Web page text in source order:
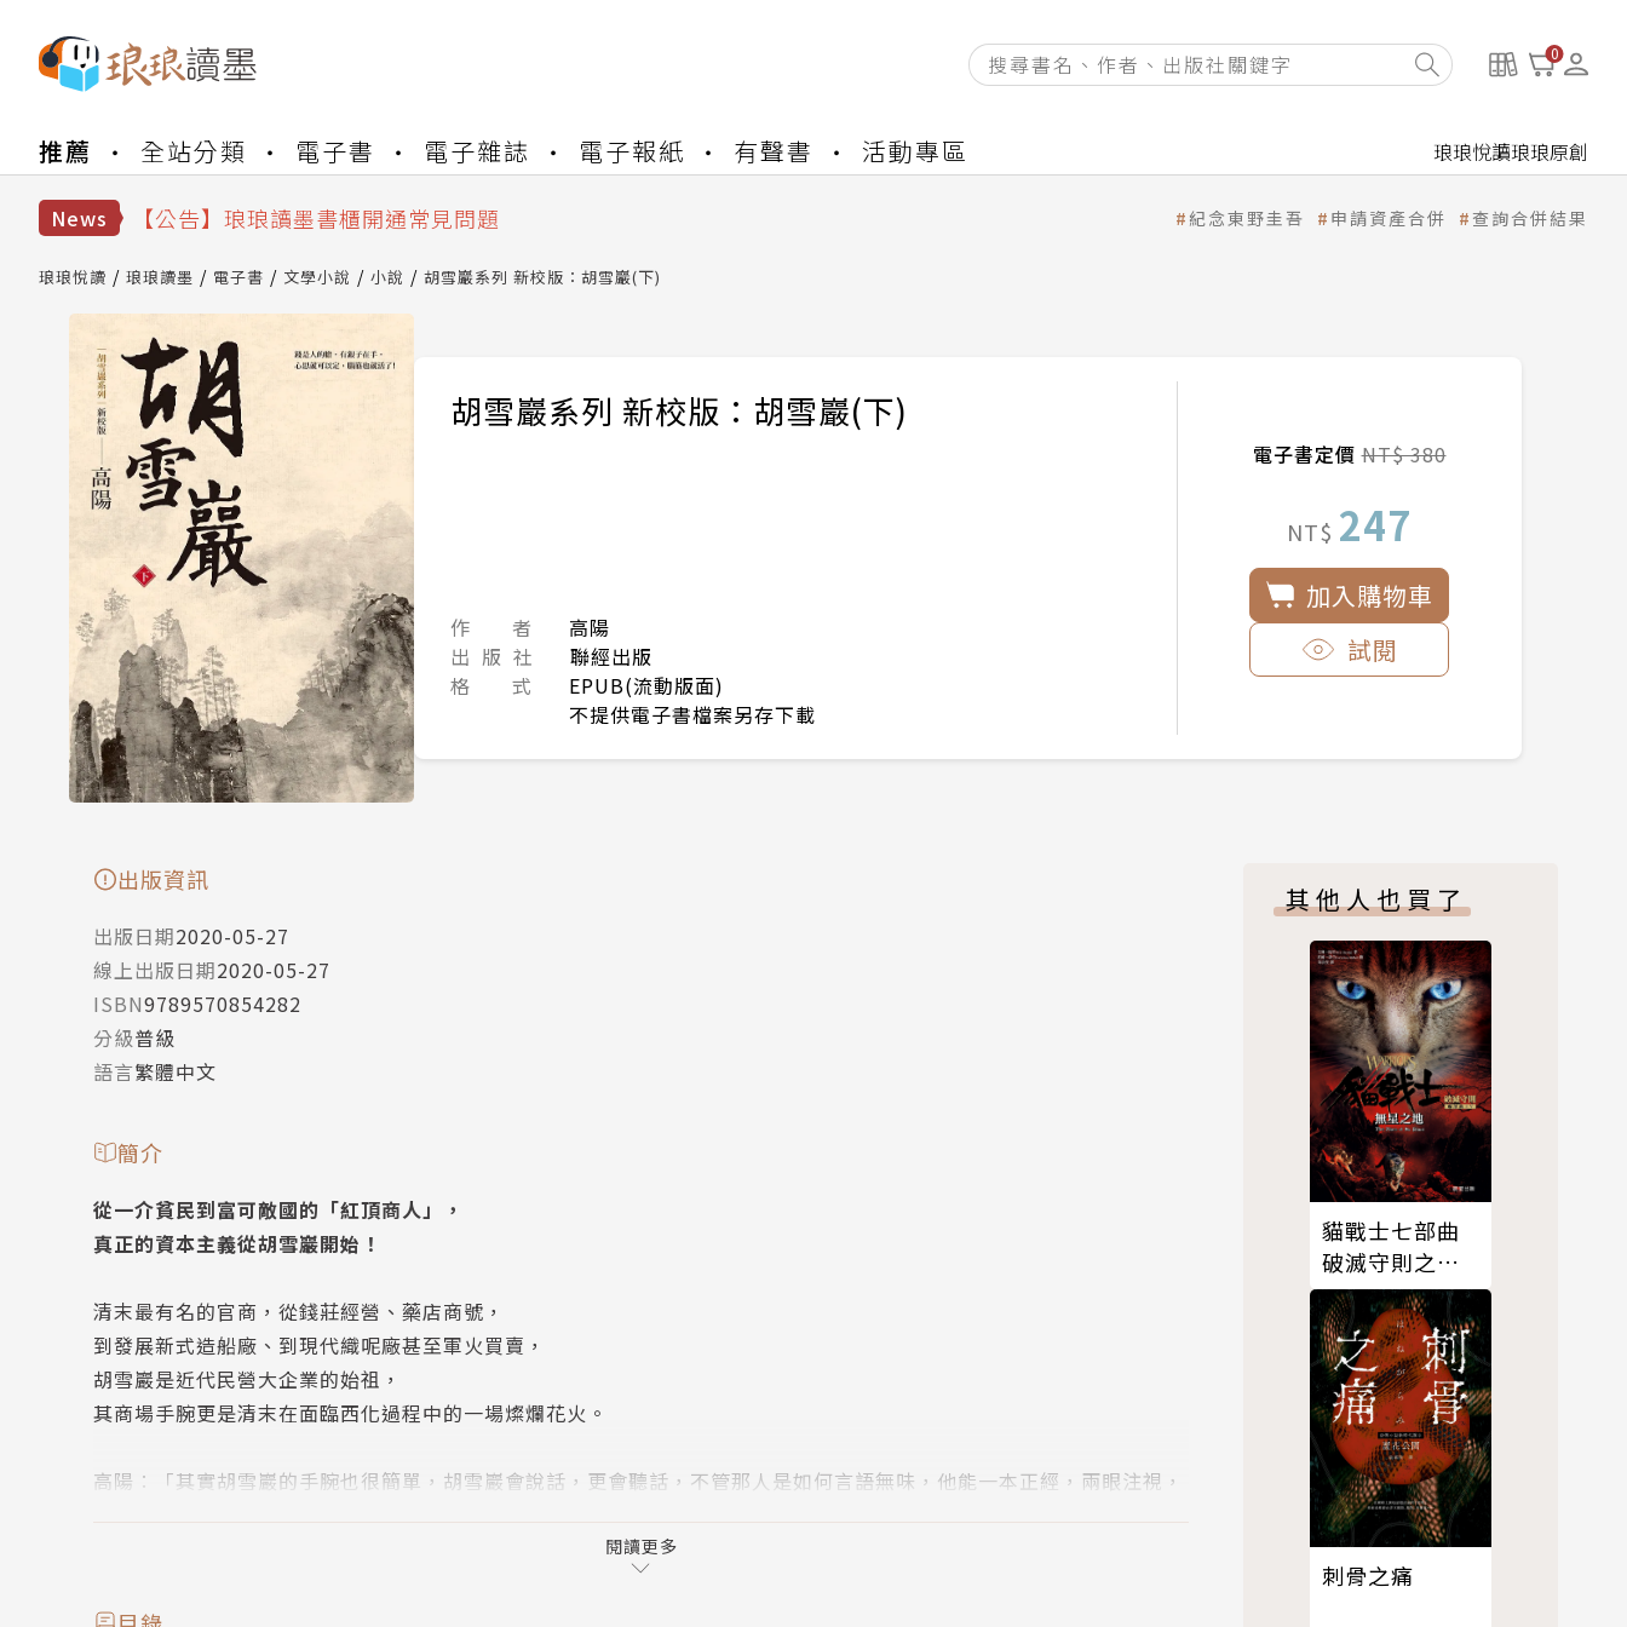
0
推薦 全站分類 電子書 電子雜誌 電子報紙 有聲書 活動專區 琅琅悅讀琅琅原創
News
【公告】琅琅書店服務升級重要說明及資產合併結果查詢
【公告】琅琅讀墨數位閱讀資產合併與書櫃開通申請
【公告】琅琅讀墨 3 分鐘完成書櫃開通與資產合併申請圖文教學
【公告】琅琅讀墨數位閱讀資產合併與書櫃開通申請
紀念東野圭吾 申請資產合併 查詢合併結果
琅琅悅讀 琅琅讀墨 電子書 文學小說 小說 胡雪巖系列 新校版：胡雪巖(下)
胡雪巖系列 新校版：胡雪巖(下)
作 者
高陽
出 版 社
聯經出版
格 式
EPUB(流動版面)
不提供電子書檔案另存下載
電子書定價NT$ 380
NT$ 247
加入購物車
試閱
出版資訊
出版日期2020-05-27
線上出版日期2020-05-27
ISBN9789570854282
分級普級
語言繁體中文
簡介
從一介貧民到富可敵國的「紅頂商人」，
真正的資本主義從胡雪巖開始！
清末最有名的官商，從錢莊經營、藥店商號，
到發展新式造船廠、到現代織呢廠甚至軍火買賣，
胡雪巖是近代民營大企業的始祖，
其商場手腕更是清末在面臨西化過程中的一場燦爛花火。
高陽︰「其實胡雪巖的手腕也很簡單，胡雪巖會說話，更會聽話，不管那人是如何言語無味，他能一本正經，兩眼注視，
胡雪巖赤貧出身，身處清末海禁大開、動盪不安的時代，以其才思敏捷、膽識過人，對經商有獨到見解，憑藉如「商道即
閱讀更多
其他人也買了
貓戰士七部曲
破滅守則之
五：無星之地
刺骨之痛